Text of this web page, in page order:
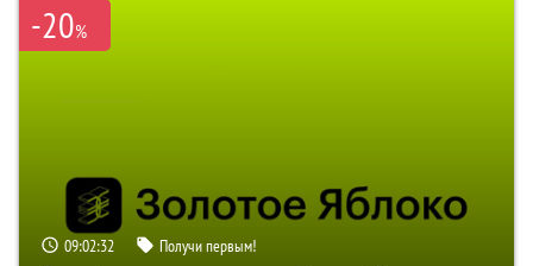
-20%
09:02:31 Получи первым!